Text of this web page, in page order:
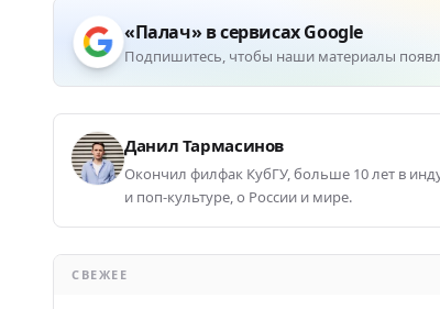
«Палач» в сервисах Google
Подпишитесь, чтобы наши материалы
Данил Тармасинов
Окончил филфак КубГУ, больше 10 лет в
и поп-культуре, о России и мире.
СВЕЖЕЕ